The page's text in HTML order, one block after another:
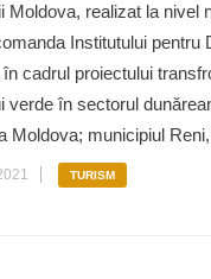
Moldova, realizat la nivel
Institutului pentru
în cadrul proiectului
verde în sectorul
Moldova; municipiul
TURISM